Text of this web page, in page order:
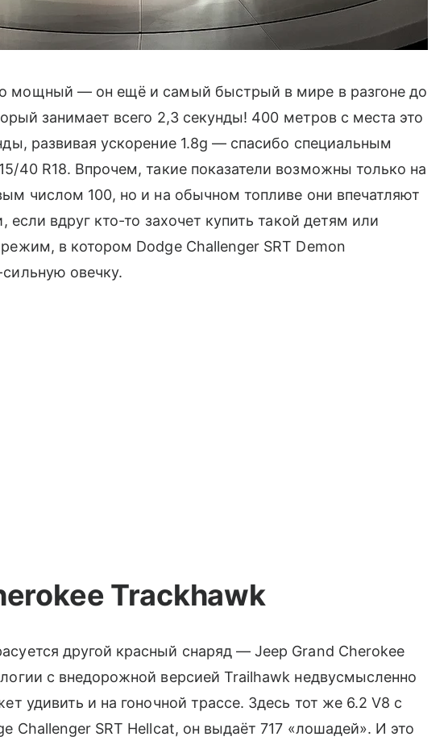
мощный — он ещё и самый быстрый в мире в разгоне до
занимает всего 2,3 секунды! 400 метров с места это
развивая ускорение 1.8g — спасибо специальным
40 R18. Впрочем, такие показатели возможны только на
числом 100, но и на обычном топливе они впечатляют
вдруг кто-то захочет купить такой детям или
в котором Dodge Challenger SRT Demon
овечку.
Trackhawk
другой красный снаряд — Jeep Grand Cherokee
с внедорожной версией Trailhawk недвусмысленно
удивить и на гоночной трассе. Здесь тот же 6.2 V8 с
Challenger SRT Hellcat, он выдаёт 717 «лошадей». И это